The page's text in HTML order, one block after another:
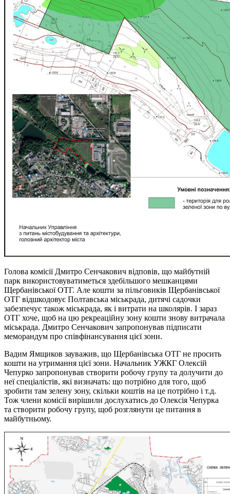
Голова комісії Дмитро Сенчакович відповів, що майбутній
парк використовуватиметься здебільшого мешканцями
Щербанівської ОТГ. Але кошти за пільговиків Щербанівської
ОТГ відшкодовує Полтавська міськрада, дитячі садочки
забезпечує також міськрада, як і витрати на школярів. І зараз
ОТГ хоче, щоб на цю рекреаційну зону кошти знову витрачала
міськрада. Дмитро Сенчакович запропонував підписати
меморандум про співфінансування цієї зони.
Вадим Ямщиков зауважив, що Щербанівська ОТГ не просить
кошти на утримання цієї зони. Начальник УЖКГ Олексій
Чепурко запропонував створити робочу групу та долучити до
неї спеціалістів, які визначать: що потрібно для того, щоб
зробити там зелену зону, скільки коштів на це потрібно і т.д.
Тож члени комісії вирішили дослухатись до Олексія Чепурка
та створити робочу групу, щоб розглянути це питання в
майбутньому.